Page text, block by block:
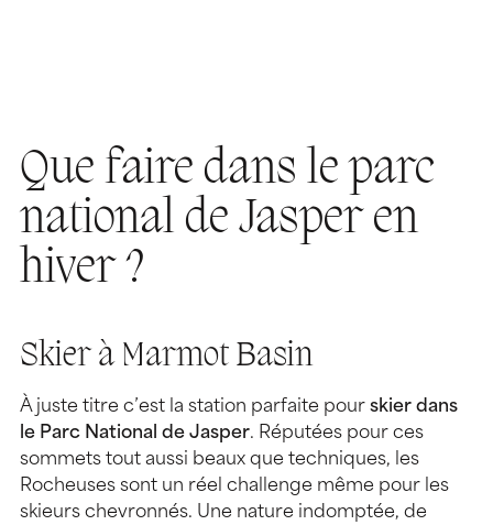
Que faire dans le parc
national de Jasper en
hiver ?
Skier à Marmot Basin
À juste titre c’est la station parfaite pour skier dans
le Parc National de Jasper. Réputées pour ces
sommets tout aussi beaux que techniques, les
Rocheuses sont un réel challenge même pour les
skieurs chevronnés. Une nature indomptée, de